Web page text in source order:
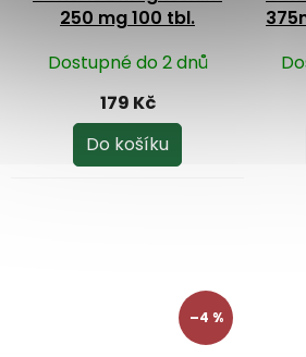
250 mg 100 tbl.
Dostupné do 2 dnů
179 Kč
Do košíku
–4 %